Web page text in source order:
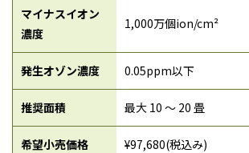
マイナスイオン
濃度
1,000万個ion/cm²
発生オゾン濃度 0.05ppm以下
推奨面積 最大 10 〜 20 畳
希望小売価格 ¥97,680(税込み)